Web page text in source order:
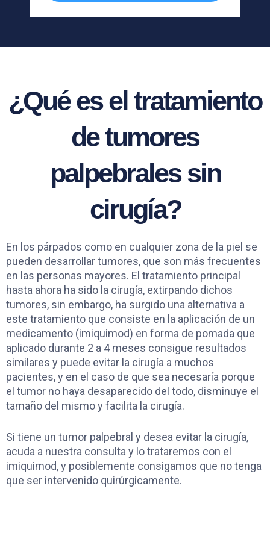
¿Qué es el tratamiento
de tumores
palpebrales sin
cirugía?
En los párpados como en cualquier zona de la piel se
pueden desarrollar tumores, que son más frecuentes
en las personas mayores. El tratamiento principal
hasta ahora ha sido la cirugía, extirpando dichos
tumores, sin embargo, ha surgido una alternativa a
este tratamiento que consiste en la aplicación de un
medicamento (imiquimod) en forma de pomada que
aplicado durante 2 a 4 meses consigue resultados
similares y puede evitar la cirugía a muchos
pacientes, y en el caso de que sea necesaría porque
el tumor no haya desaparecido del todo, disminuye el
tamaño del mismo y facilita la cirugía.
Si tiene un tumor palpebral y desea evitar la cirugía,
acuda a nuestra consulta y lo trataremos con el
imiquimod, y posiblemente consigamos que no tenga
que ser intervenido quirúrgicamente.